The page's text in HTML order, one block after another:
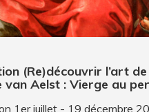
(Re)découvrir l’art
van Aelst : Vierge au
1er juillet - 19 décembre